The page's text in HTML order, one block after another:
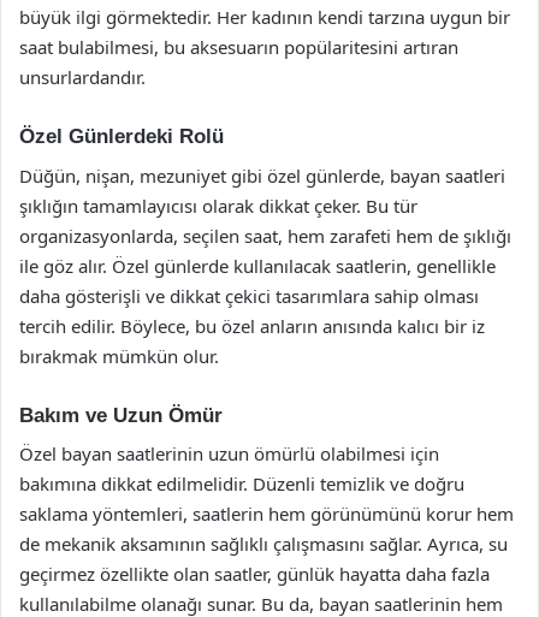
büyük ilgi görmektedir. Her kadının kendi tarzına uygun bir
saat bulabilmesi, bu aksesuarın popülaritesini artıran
unsurlardandır.
Özel Günlerdeki Rolü
Düğün, nişan, mezuniyet gibi özel günlerde, bayan saatleri
şıklığın tamamlayıcısı olarak dikkat çeker. Bu tür
organizasyonlarda, seçilen saat, hem zarafeti hem de şıklığı
ile göz alır. Özel günlerde kullanılacak saatlerin, genellikle
daha gösterişli ve dikkat çekici tasarımlara sahip olması
tercih edilir. Böylece, bu özel anların anısında kalıcı bir iz
bırakmak mümkün olur.
Bakım ve Uzun Ömür
Özel bayan saatlerinin uzun ömürlü olabilmesi için
bakımına dikkat edilmelidir. Düzenli temizlik ve doğru
saklama yöntemleri, saatlerin hem görünümünü korur hem
de mekanik aksamının sağlıklı çalışmasını sağlar. Ayrıca, su
geçirmez özellikte olan saatler, günlük hayatta daha fazla
kullanılabilme olanağı sunar. Bu da, bayan saatlerinin hem